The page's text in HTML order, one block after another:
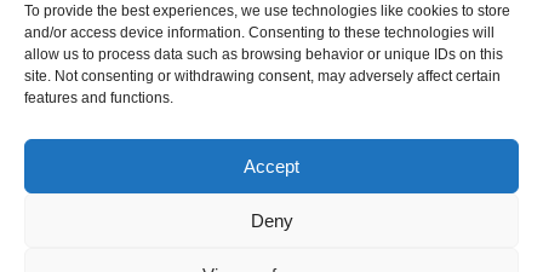
To provide the best experiences, we use technologies like cookies to store
and/or access device information. Consenting to these technologies will
allow us to process data such as browsing behavior or unique IDs on this
site. Not consenting or withdrawing consent, may adversely affect certain
features and functions.
Accept
Deny
info@passportscan.net